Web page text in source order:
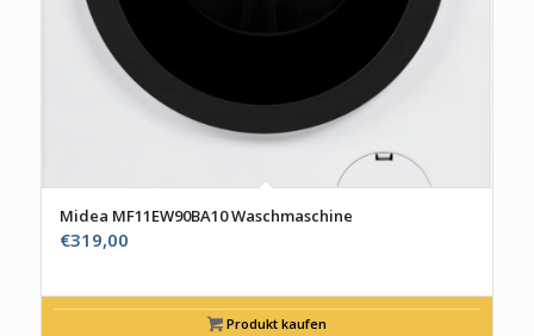
Midea MF11EW90BA10 Waschmaschine
€319,00
Produkt kaufen